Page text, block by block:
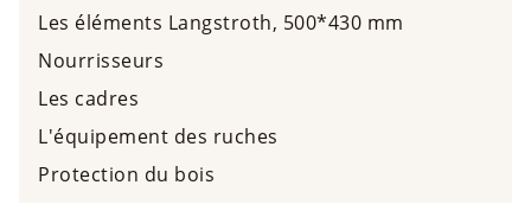
Les éléments Langstroth, 500*430 mm
Nourrisseurs
Les cadres
L'équipement des ruches
Protection du bois